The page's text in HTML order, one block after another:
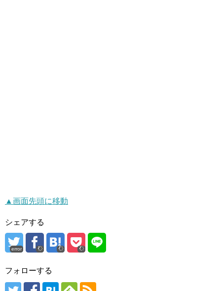
▲画面先頭に移動
シェアする
error
フォローする